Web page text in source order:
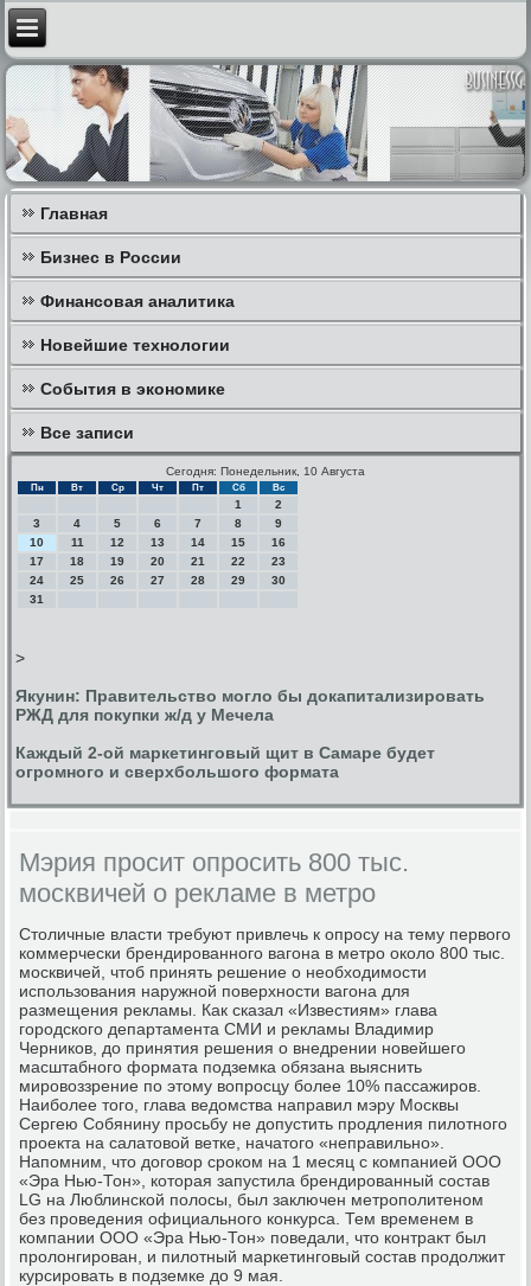
Главная
Бизнес в России
Финансовая аналитика
Новейшие технологии
События в экономике
Все записи
Сегодня: Понедельник, 10 Августа
Пн Вт Ср Чт Пт Сб Вс
1
2
3
4 5 6 7 8
9
10
11 12 13 14 15
16
17
18 19 20 21 22
23
24
25 26 27 28 29
30
31
>
Якунин: Правительство могло бы докапитализировать
РЖД для покупки ж/д у Мечела
Каждый 2-ой маркетинговый щит в Самаре будет
огромного и сверхбольшого формата
Мэрия просит опросить 800 тыс.
москвичей о рекламе в метро
Столичные власти требуют привлечь к опросу на тему первого
коммерчески брендированного вагона в метро около 800 тыс.
москвичей, чтоб принять решение о необходимости
использования наружной поверхности вагона для
размещения рекламы. Как сказал «Известиям» глава
городского департамента СМИ и рекламы Владимир
Черников, до принятия решения о внедрении новейшего
масштабного формата подземка обязана выяснить
мировоззрение по этому вопросцу более 10% пассажиров.
Наиболее того, глава ведомства направил мэру Москвы
Сергею Собянину просьбу не допустить продления пилотного
проекта на салатовой ветке, начатого «неправильно».
Напомним, что договор сроком на 1 месяц с компанией ООО
«Эра Нью-Тон», которая запустила брендированный состав
LG на Люблинской полосы, был заключен метрополитеном
без проведения официального конкурса. Тем временем в
компании ООО «Эра Нью-Тон» поведали, что контракт был
пролонгирован, и пилотный маркетинговый состав продолжит
курсировать в подземке до 9 мая.